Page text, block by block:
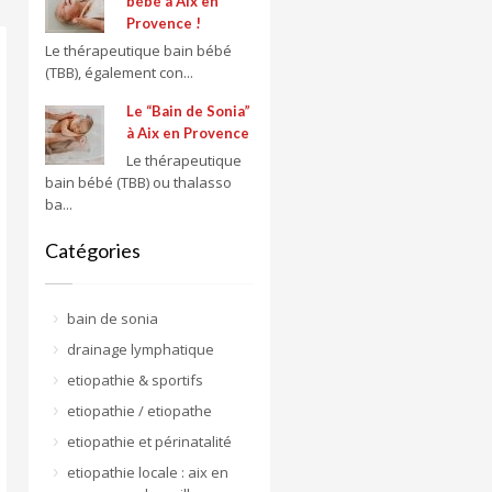
Provence !
Le thérapeutique bain bébé
(TBB), également con...
Le “Bain de Sonia”
à Aix en Provence
Le thérapeutique
bain bébé (TBB) ou thalasso
ba...
Catégories
bain de sonia
drainage lymphatique
etiopathie & sportifs
etiopathie / etiopathe
etiopathie et périnatalité
etiopathie locale : aix en